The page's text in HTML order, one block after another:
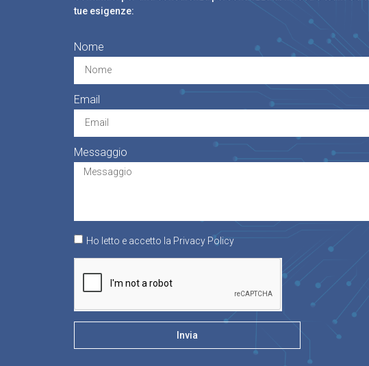
tue esigenze:
Nome
Email
Messaggio
Ho letto e accetto la Privacy Policy
Invia